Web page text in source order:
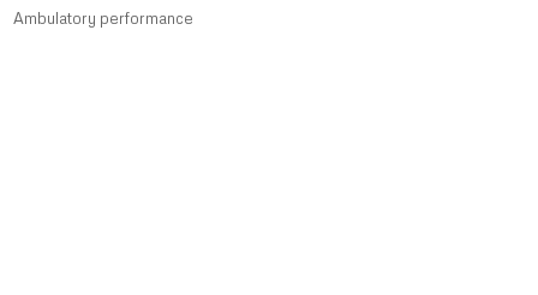
Ambulatory performance